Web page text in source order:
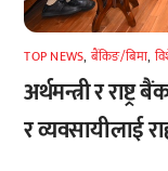
TOP NEWS, बैंकिङ/बिमा,
अर्थमन्त्री र
र व्यवसायीलाई